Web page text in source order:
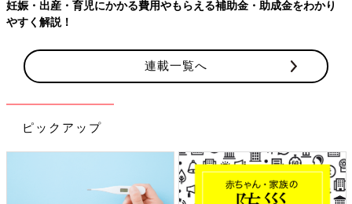
かかる費用やもらえる補助金・助成金をわかり
連載一覧へ
ピックアップ